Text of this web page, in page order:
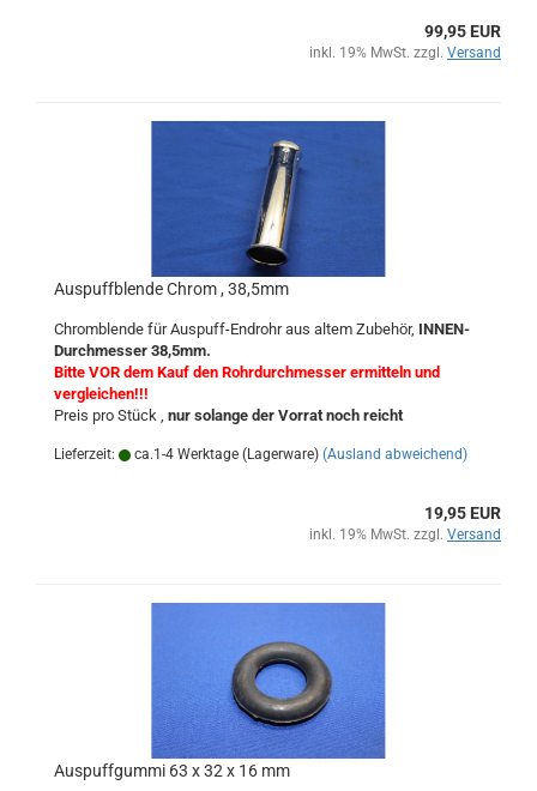
99,95 EUR
inkl. 19% MwSt. zzgl. Versand
Auspuffblende Chrom , 38,5mm
Chromblende für Auspuff-Endrohr aus altem Zubehör, INNEN-
Durchmesser 38,5mm.
Bitte VOR dem Kauf den Rohrdurchmesser ermitteln und
vergleichen!!!
Preis pro Stück , nur solange der Vorrat noch reicht
Lieferzeit: ca.1-4 Werktage (Lagerware) (Ausland abweichend)
19,95 EUR
inkl. 19% MwSt. zzgl. Versand
Auspuffgummi 63 x 32 x 16 mm